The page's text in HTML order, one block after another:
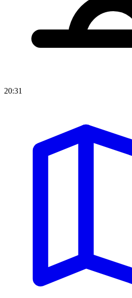
20:31